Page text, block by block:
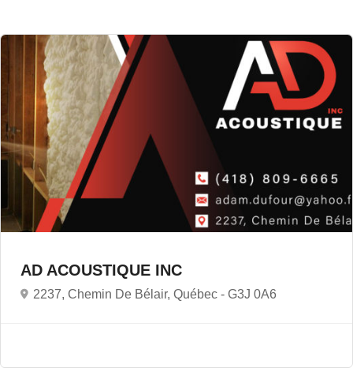
AD ACOUSTIQUE INC
2237, Chemin De Bélair, Québec - G3J 0A6